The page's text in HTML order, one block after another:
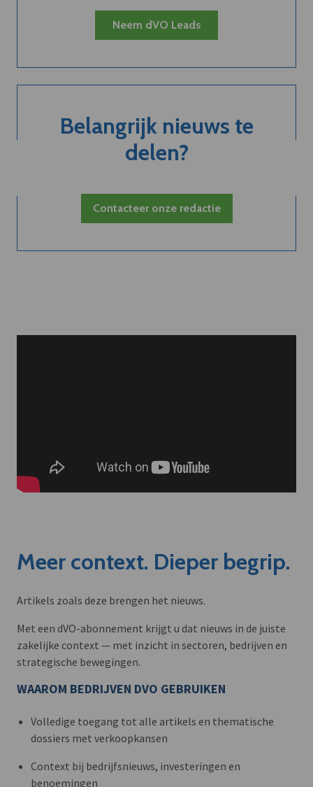
Neem dVO Leads
Belangrijk nieuws te
delen?
Contacteer onze redactie
Meer context. Dieper begrip.
Artikels zoals deze brengen het nieuws.
Met een dVO-abonnement krijgt u dat nieuws in de juiste
zakelijke context — met inzicht in sectoren, bedrijven en
strategische bewegingen.
WAAROM BEDRIJVEN DVO GEBRUIKEN
Volledige toegang tot alle artikels en thematische
dossiers met verkoopkansen
Context bij bedrijfsnieuws, investeringen en
benoemingen